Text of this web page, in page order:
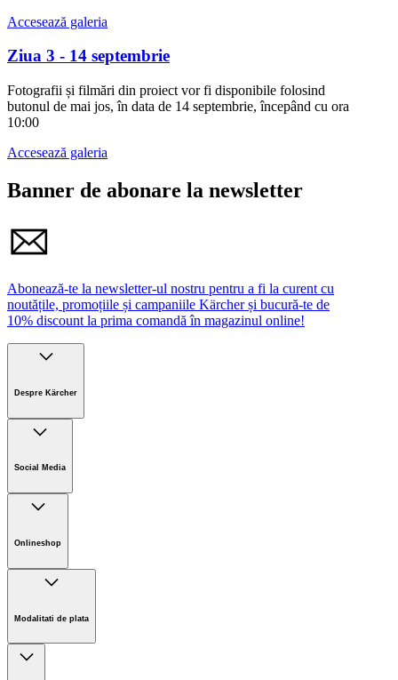
Accesează galeria
Ziua 3 - 14 septembrie
Fotografii și filmări din proiect vor fi disponibile folosind
butonul de mai jos, în data de 14 septembrie, începând cu ora
10:00
Accesează galeria
Banner de abonare la newsletter
Abonează-te la newsletter-ul nostru pentru a fi la curent cu
noutățile, promoțiile și campaniile Kärcher și bucură-te de
10% discount la prima comandă în magazinul online!
Despre Kärcher
Sustenabilitate
Noutati
Social Media
Onlineshop
Informații magazin online
Retur
Modalitati de plata